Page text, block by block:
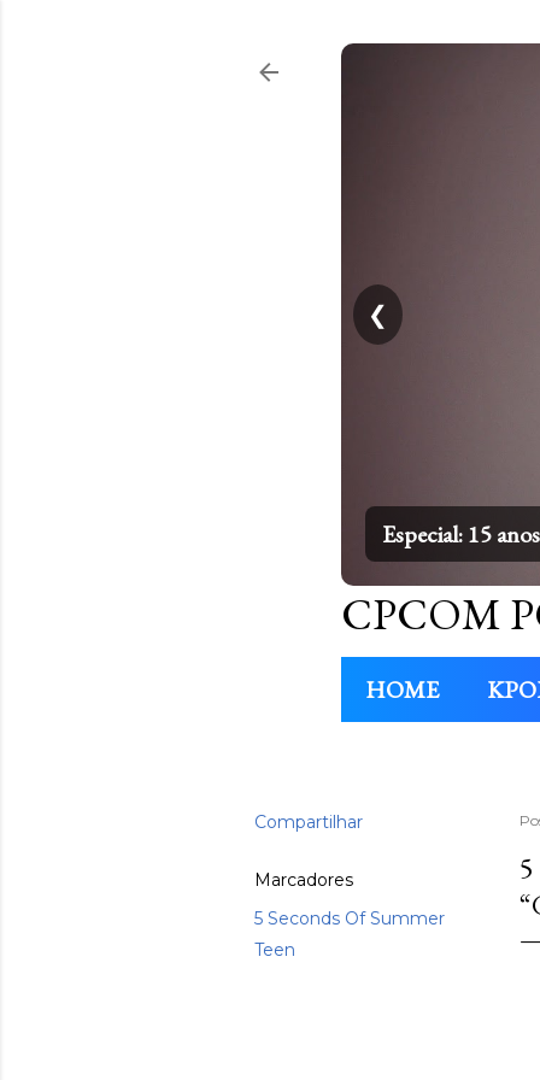
Top 20: Artistas
❮
CPCOM
HOME
Compartilhar
Marcadores
5 Seconds Of Summer
Teen